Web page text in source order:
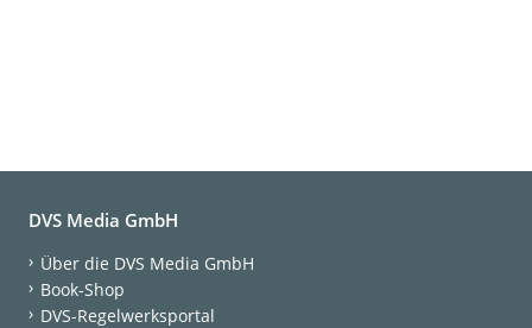
DVS Media GmbH
Über die DVS Media GmbH
Book-Shop
DVS-Regelwerksportal